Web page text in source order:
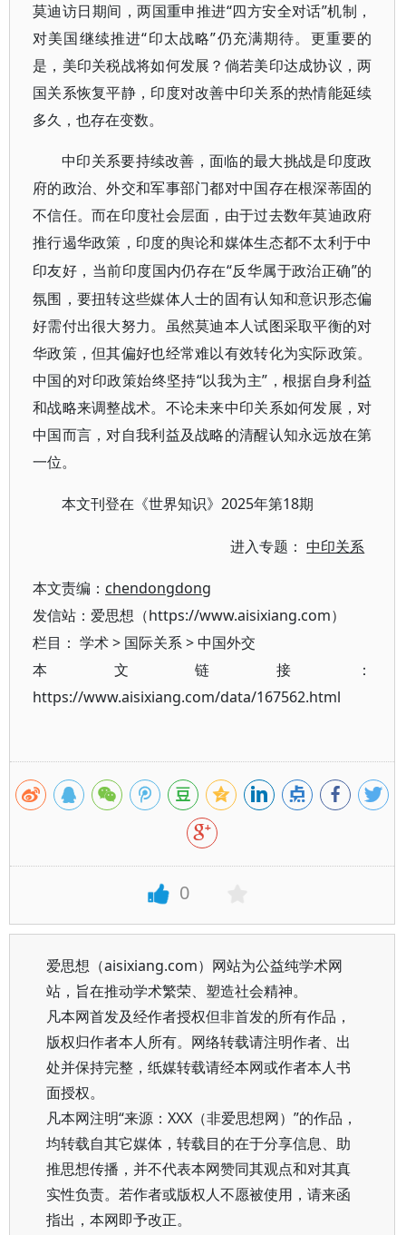
莫迪访日期间，两国重申推进“四方安全对话”机制，
对美国继续推进“印太战略”仍充满期待。更重要的
是，美印关税战将如何发展？倘若美印达成协议，两
国关系恢复平静，印度对改善中印关系的热情能延续
多久，也存在变数。
中印关系要持续改善，面临的最大挑战是印度政
府的政治、外交和军事部门都对中国存在根深蒂固的
不信任。而在印度社会层面，由于过去数年莫迪政府
推行遏华政策，印度的舆论和媒体生态都不太利于中
印友好，当前印度国内仍存在“反华属于政治正确”的
氛围，要扭转这些媒体人士的固有认知和意识形态偏
好需付出很大努力。虽然莫迪本人试图采取平衡的对
华政策，但其偏好也经常难以有效转化为实际政策。
中国的对印政策始终坚持“以我为主”，根据自身利益
和战略来调整战术。不论未来中印关系如何发展，对
中国而言，对自我利益及战略的清醒认知永远放在第
一位。
本文刊登在《世界知识》 2025年第18期
进入专题：中印关系
本文责编： chendongdong
发信站：爱思想（https://www.aisixiang.com）
栏目： 学术> 国际关系>中国外交
本文链接：
https://www.aisixiang.com/data/167562.html
0
爱思想（aisixiang.com）网站为公益纯学术网
站，旨在推动学术繁荣、塑造社会精神。
凡本网首发及经作者授权但非首发的所有作品，
版权归作者本人所有。网络转载请注明作者、出
处并保持完整，纸媒转载请经本网或作者本人书
面授权。
凡本网注明“来源：XXX（非爱思想网）”的作品，
均转载自其它媒体，转载目的在于分享信息、助
推思想传播，并不代表本网赞同其观点和对其真
实性负责。若作者或版权人不愿被使用，请来函
指出，本网即予改正。